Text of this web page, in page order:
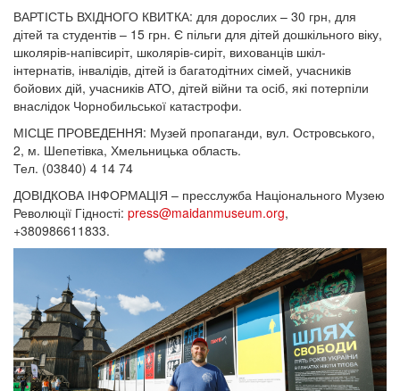
ВАРТІСТЬ ВХІДНОГО КВИТКА: для дорослих – 30 грн, для
дітей та студентів – 15 грн. Є пільги для дітей дошкільного віку,
школярів-напівсиріт, школярів-сиріт, вихованців шкіл-
інтернатів, інвалідів, дітей із багатодітних сімей, учасників
бойових дій, учасників АТО, дітей війни та осіб, які потерпіли
внаслідок Чорнобильської катастрофи.
МІСЦЕ ПРОВЕДЕННЯ: Музей пропаганди, вул. Островського,
2, м. Шепетівка, Хмельницька область.
Тел. (03840) 4 14 74
ДОВІДКОВА ІНФОРМАЦІЯ – пресслужба Національного Музею
Революції Гідності: press@maidanmuseum.org,
+380986611833.